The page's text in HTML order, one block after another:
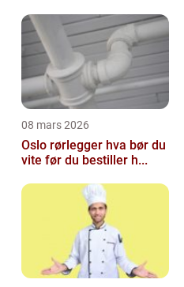
08 mars 2026
Oslo rørlegger hva bør du
vite før du bestiller h...